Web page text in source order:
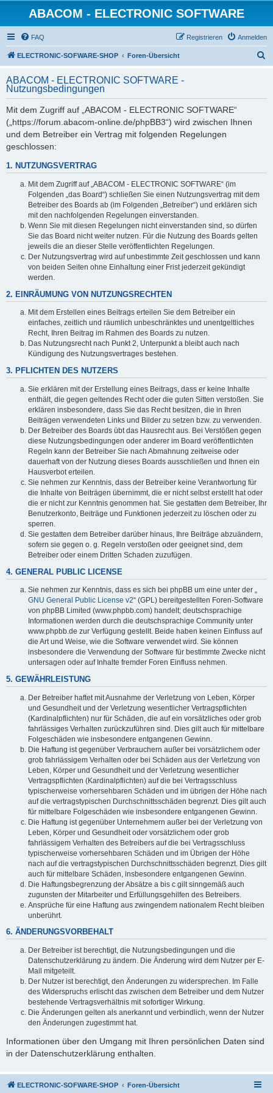
ABACOM - ELECTRONIC SOFTWARE
FAQ Anmelden
Registrieren
ELECTRONIC-SOFWARE-SHOP Foren-Übersicht
h
ABACOM - ELECTRONIC SOFTWARE -
Nutzungsbedingungen
Mit dem Zugriff auf „ABACOM - ELECTRONIC SOFTWARE“
(„https://forum.abacom-online.de/phpBB3“) wird zwischen Ihnen
und dem Betreiber ein Vertrag mit folgenden Regelungen
geschlossen:
1. NUTZUNGSVERTRAG
Mit dem Zugriff auf „ABACOM - ELECTRONIC SOFTWARE“ (im
Folgenden „das Board“) schließen Sie einen Nutzungsvertrag mit dem
Betreiber des Boards ab (im Folgenden „Betreiber“) und erklären sich
mit den nachfolgenden Regelungen einverstanden.
Wenn Sie mit diesen Regelungen nicht einverstanden sind, so dürfen
Sie das Board nicht weiter nutzen. Für die Nutzung des Boards gelten
jeweils die an dieser Stelle veröffentlichten Regelungen.
Der Nutzungsvertrag wird auf unbestimmte Zeit geschlossen und kann
von beiden Seiten ohne Einhaltung einer Frist jederzeit gekündigt
werden.
2. EINRÄUMUNG VON NUTZUNGSRECHTEN
Mit dem Erstellen eines Beitrags erteilen Sie dem Betreiber ein
einfaches, zeitlich und räumlich unbeschränktes und unentgeltliches
Recht, Ihren Beitrag im Rahmen des Boards zu nutzen.
Das Nutzungsrecht nach Punkt 2, Unterpunkt a bleibt auch nach
Kündigung des Nutzungsvertrages bestehen.
3. PFLICHTEN DES NUTZERS
Sie erklären mit der Erstellung eines Beitrags, dass er keine Inhalte
enthält, die gegen geltendes Recht oder die guten Sitten verstoßen. Sie
erklären insbesondere, dass Sie das Recht besitzen, die in Ihren
Beiträgen verwendeten Links und Bilder zu setzen bzw. zu verwenden.
Der Betreiber des Boards übt das Hausrecht aus. Bei Verstößen gegen
diese Nutzungsbedingungen oder anderer im Board veröffentlichten
Regeln kann der Betreiber Sie nach Abmahnung zeitweise oder
dauerhaft von der Nutzung dieses Boards ausschließen und Ihnen ein
Hausverbot erteilen.
Sie nehmen zur Kenntnis, dass der Betreiber keine Verantwortung für
die Inhalte von Beiträgen übernimmt, die er nicht selbst erstellt hat oder
die er nicht zur Kenntnis genommen hat. Sie gestatten dem Betreiber, Ihr
Benutzerkonto, Beiträge und Funktionen jederzeit zu löschen oder zu
sperren.
Sie gestatten dem Betreiber darüber hinaus, Ihre Beiträge abzuändern,
sofern sie gegen o. g. Regeln verstoßen oder geeignet sind, dem
Betreiber oder einem Dritten Schaden zuzufügen.
4. GENERAL PUBLIC LICENSE
Sie nehmen zur Kenntnis, dass es sich bei phpBB um eine unter der „
GNU General Public License v2“ (GPL) bereitgestellten Foren-Software
von phpBB Limited (www.phpbb.com) handelt; deutschsprachige
Informationen werden durch die deutschsprachige Community unter
www.phpbb.de zur Verfügung gestellt. Beide haben keinen Einfluss auf
die Art und Weise, wie die Software verwendet wird. Sie können
insbesondere die Verwendung der Software für bestimmte Zwecke nicht
untersagen oder auf Inhalte fremder Foren Einfluss nehmen.
5. GEWÄHRLEISTUNG
Der Betreiber haftet mit Ausnahme der Verletzung von Leben, Körper
und Gesundheit und der Verletzung wesentlicher Vertragspflichten
(Kardinalpflichten) nur für Schäden, die auf ein vorsätzliches oder grob
fahrlässiges Verhalten zurückzuführen sind. Dies gilt auch für mittelbare
Folgeschäden wie insbesondere entgangenen Gewinn.
Die Haftung ist gegenüber Verbrauchern außer bei vorsätzlichem oder
grob fahrlässigem Verhalten oder bei Schäden aus der Verletzung von
Leben, Körper und Gesundheit und der Verletzung wesentlicher
Vertragspflichten (Kardinalpflichten) auf die bei Vertragsschluss
typischerweise vorhersehbaren Schäden und im übrigen der Höhe nach
auf die vertragstypischen Durchschnittsschäden begrenzt. Dies gilt auch
für mittelbare Folgeschäden wie insbesondere entgangenen Gewinn.
Die Haftung ist gegenüber Unternehmern außer bei der Verletzung von
Leben, Körper und Gesundheit oder vorsätzlichem oder grob
fahrlässigem Verhalten des Betreibers auf die bei Vertragsschluss
typischerweise vorhersehbaren Schäden und im Übrigen der Höhe
nach auf die vertragstypischen Durchschnittsschäden begrenzt. Dies gilt
auch für mittelbare Schäden, insbesondere entgangenen Gewinn.
Die Haftungsbegrenzung der Absätze a bis c gilt sinngemäß auch
zugunsten der Mitarbeiter und Erfüllungsgehilfen des Betreibers.
Ansprüche für eine Haftung aus zwingendem nationalem Recht bleiben
unberührt.
6. ÄNDERUNGSVORBEHALT
Der Betreiber ist berechtigt, die Nutzungsbedingungen und die
Datenschutzerklärung zu ändern. Die Änderung wird dem Nutzer per E-
Mail mitgeteilt.
Der Nutzer ist berechtigt, den Änderungen zu widersprechen. Im Falle
des Widerspruchs erlischt das zwischen dem Betreiber und dem Nutzer
bestehende Vertragsverhältnis mit sofortiger Wirkung.
Die Änderungen gelten als anerkannt und verbindlich, wenn der Nutzer
den Änderungen zugestimmt hat.
Informationen über den Umgang mit Ihren persönlichen Daten sind
in der Datenschutzerklärung enthalten.
ELECTRONIC-SOFWARE-SHOP Foren-Übersicht